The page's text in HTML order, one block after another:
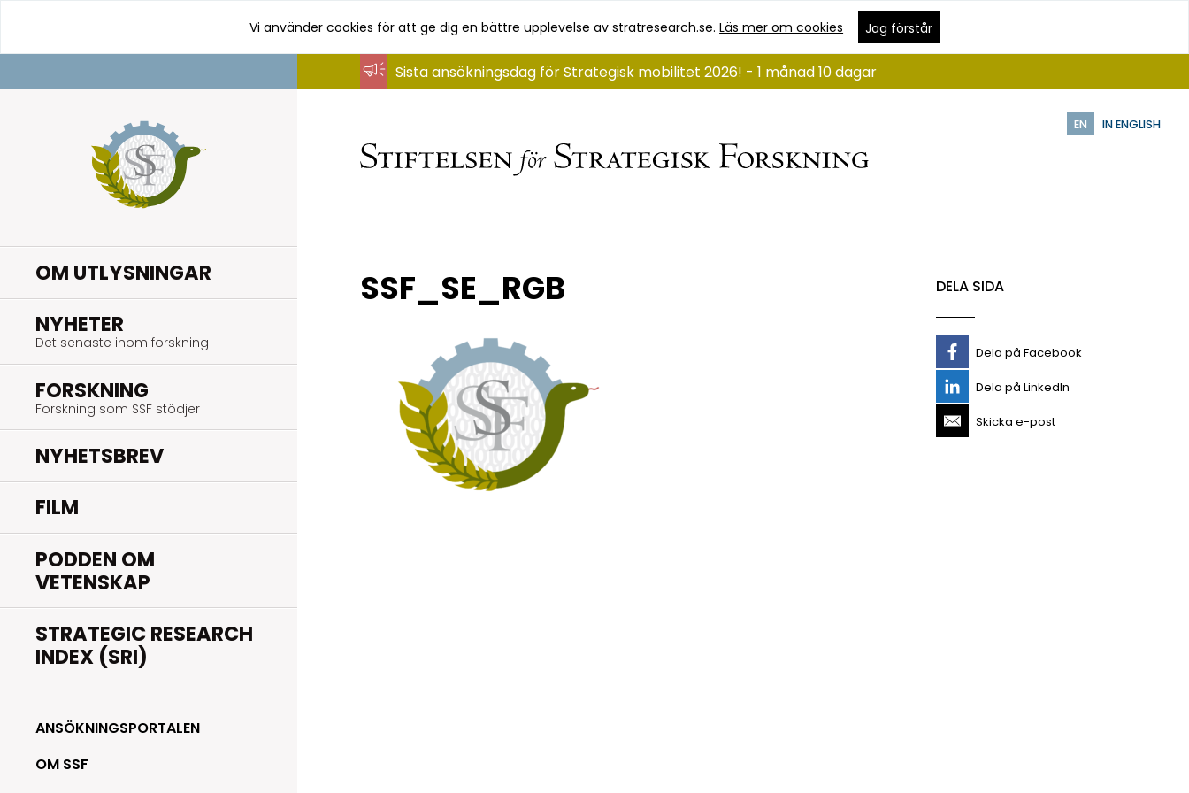
innehåll
Vi använder cookies för att ge dig en bättre upplevelse av stratresearch.se.Läs mer om cookies Jag förstår
EN IN ENGLISH
OM UTLYSNINGAR
NYHETER
Det senaste inom forskning
FORSKNING
Forskning som SSF stödjer
NYHETSBREV
FILM
PODDEN OM
VETENSKAP
STRATEGIC RESEARCH
INDEX (SRI)
ANSÖKNINGSPORTALEN
OM SSF
Sista ansökningsdag för Strategisk mobilitet 2026! - 1 månad 10 dagar
SSF_SE_RGB DELA SIDA
Dela på Facebook
Dela på LinkedIn
Skicka e-post